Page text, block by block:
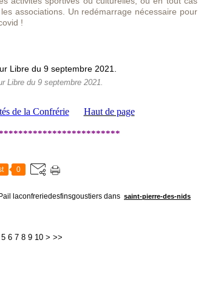
associations. Un redémarrage nécessaire pour
!
Libre du 9 septembre 2021.
de la Confrérie Haut de page
0
laconfreriedesfinsgoustiers dans saint-pierre-des-nids
5 6 7 8 9 10 > >>